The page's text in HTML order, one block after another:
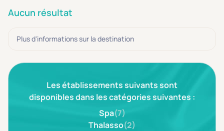
Note de nos clients
(0)
Très bien: 3.5+
Aucun résultat
Plus d'informations sur la destination
Les établissements suivants sont
disponibles dans les catégories suivantes :
Spa(7)
Thalasso(2)